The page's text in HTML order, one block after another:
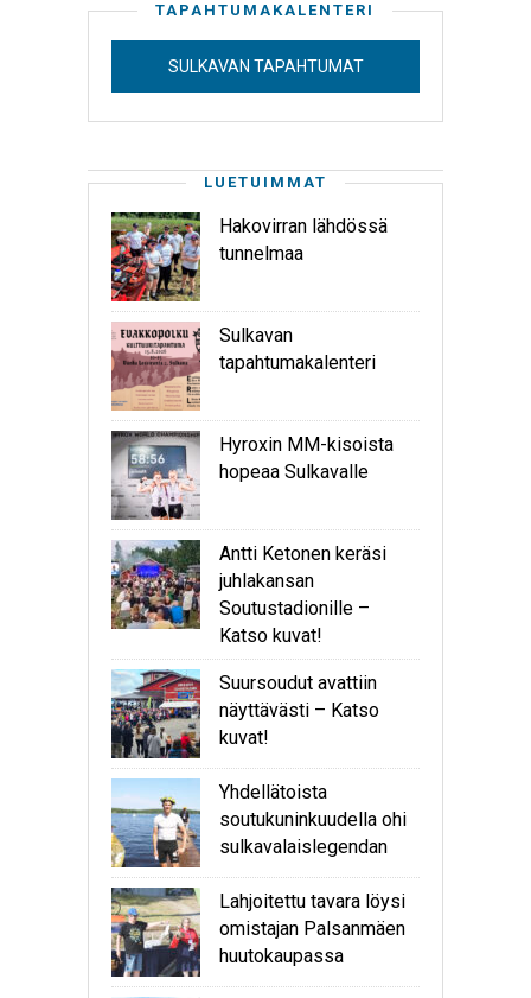
TAPAHTUMAKALENTERI
SULKAVAN TAPAHTUMAT
LUETUIMMAT
Hakovirran lähdössä
tunnelmaa
Sulkavan
tapahtumakalenteri
Hyroxin MM-kisoista
hopeaa Sulkavalle
Antti Ketonen keräsi
juhlakansan
Soutustadionille –
Katso kuvat!
Suursoudut avattiin
näyttävästi – Katso
kuvat!
Yhdellätoista
soutukuninkuudella ohi
sulkavalaislegendan
Lahjoitettu tavara löysi
omistajan Palsanmäen
huutokaupassa